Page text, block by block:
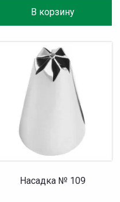
В корзину
Насадка № 109